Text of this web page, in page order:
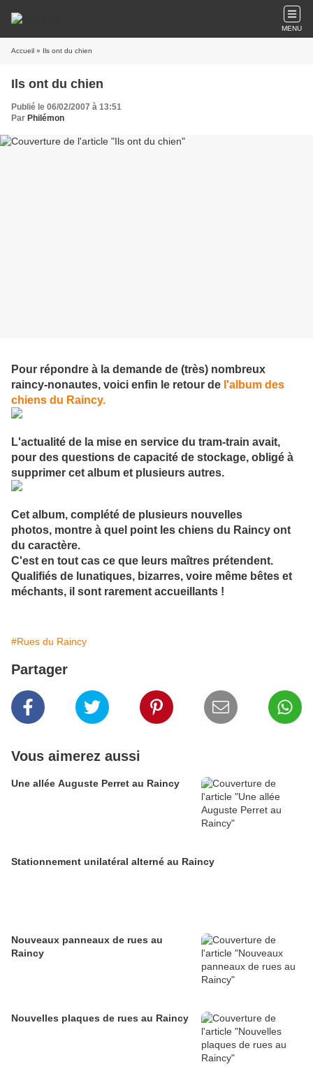
MENU
Accueil » Ils ont du chien
Ils ont du chien
Publié le 06/02/2007 à 13:51
Par Philémon
Pour répondre à la demande de (très) nombreux
raincy-nonautes, voici enfin le retour de l'album des
chiens du Raincy.
L'actualité de la mise en service du tram-train avait,
pour des questions de capacité de stockage, obligé à
supprimer cet album et plusieurs autres.
Cet album, complété de plusieurs nouvelles
photos, montre à quel point les chiens du Raincy ont
du caractère.
C'est en tout cas ce que leurs maîtres prétendent.
Qualifiés de lunatiques, bizarres, voire même bêtes et
méchants, il sont rarement accueillants !
#Rues du Raincy
Partager
Vous aimerez aussi
Une allée Auguste Perret au Raincy
Stationnement unilatéral alterné au Raincy
Nouveaux panneaux de rues au
Raincy
Nouvelles plaques de rues au Raincy